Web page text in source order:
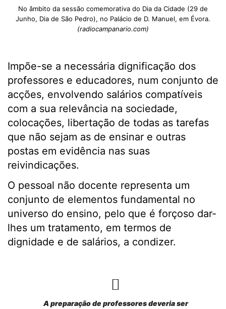
No âmbito da sessão comemorativa do Dia da Cidade (29 de
Junho, Dia de São Pedro), no Palácio de D. Manuel, em Évora.
(radiocampanario.com)
Impõe-se a necessária dignificação dos
professores e educadores, num conjunto de
acções, envolvendo salários compatíveis
com a sua relevância na sociedade,
colocações, libertação de todas as tarefas
que não sejam as de ensinar e outras
postas em evidência nas suas
reivindicações.
O pessoal não docente representa um
conjunto de elementos fundamental no
universo do ensino, pelo que é forçoso dar-
lhes um tratamento, em termos de
dignidade e de salários, a condizer.
A preparação de professores deveria ser